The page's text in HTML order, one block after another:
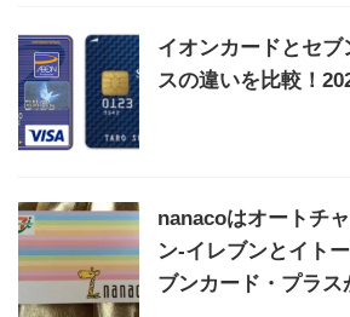
イオンカードとセブ
スの違いを比較！
nanacoはオートチ
ン-イレブンとイト
ブンカード・プラス